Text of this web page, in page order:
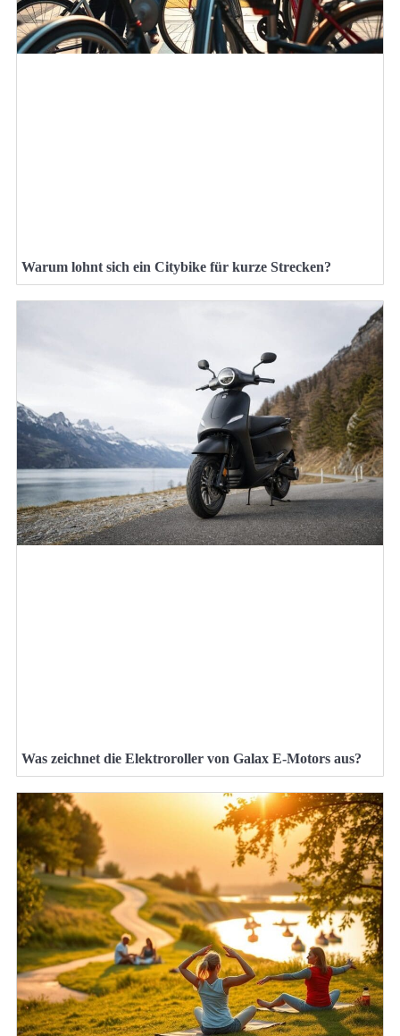
Warum lohnt sich ein Citybike für kurze Strecken?
Was zeichnet die Elektroroller von Galax E-Motors aus?